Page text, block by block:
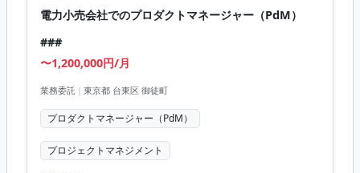
電力小売会社でのプロダクトマネージャー（PdM）
###
〜1,200,000円/月
業務委託 | 東京都 台東区 御徒町
プロダクトマネージャー（PdM）
プロジェクトマネジメント